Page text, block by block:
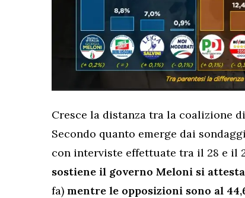
Cresce la distanza tra la coalizione
Secondo quanto emerge dai
con interviste effettuate tra il 28 e il
sostiene il governo Meloni si attesta
fa) mentre le opposizioni sono al